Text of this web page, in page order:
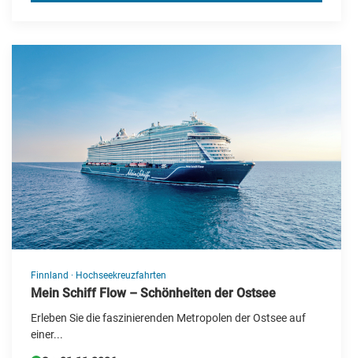
Dänemark
Estland
Finnland
Frankreich
Griechenland
Großbritannien
Island
Italien
Kanada
Finnland · Hochseekreuzfahrten
Mein Schiff Flow – Schönheiten der Ostsee
Erleben Sie die faszinierenden Metropolen der Ostsee auf
einer...